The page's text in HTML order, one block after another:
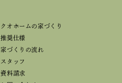
クオホームの家づくり
推奨仕様
家づくりの流れ
スタッフ
資料請求